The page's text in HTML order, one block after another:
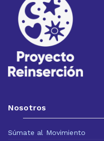
Nosotros
Súmate al Movimiento